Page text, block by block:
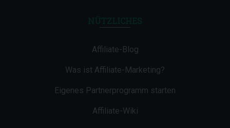
Affiliate-Blog
Was ist Affiliate-Marketing?
Eigenes Partnerprogramm starten
Affiliate-Wiki